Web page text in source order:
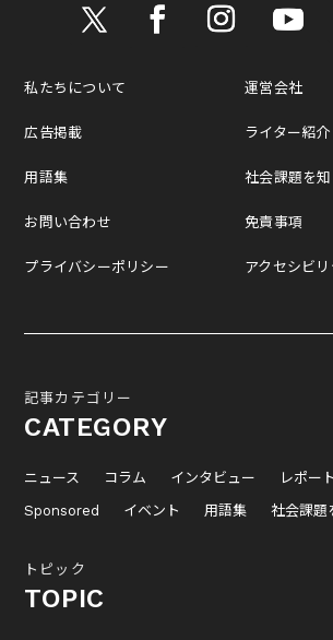
私たちについて
広告掲載
用語集
お問い合わせ
プライバシーポリシー
運営会社
ライター紹介
社会課題を知
免責事項
アクセシビ
記事カテゴリー
CATEGORY
ニュース コラム インタビュー レポート
Sponsored
イベント 用語集 社会課題
トピック
TOPIC